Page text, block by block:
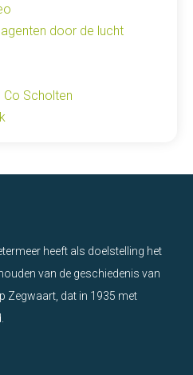
door de lucht
Co Scholten
heeft als doelstelling het
van de geschiedenis van
Zegwaart, dat in 1935 met